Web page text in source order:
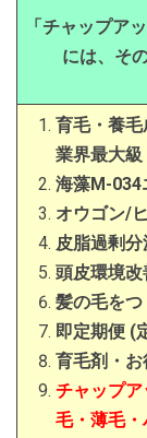
「チャップア
には、そ
育毛・養
業界最大級
海藻M-034
オウゴン/
皮脂過剰
頭皮環境
髪の毛を
即定期便 (
育毛剤・
チャップ
毛・薄毛